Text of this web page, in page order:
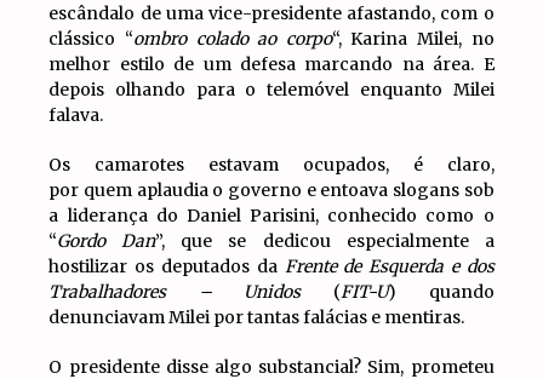
escândalo de uma vice-presidente afastando, com o
clássico “ombro colado ao corpo“, Karina Milei, no
melhor estilo de um defesa marcando na área. E
depois olhando para o telemóvel enquanto Milei
falava.
Os camarotes estavam ocupados, é claro,
por quem aplaudia o governo e entoava slogans sob
a liderança do Daniel Parisini, conhecido como o
“Gordo Dan”, que se dedicou especialmente a
hostilizar os deputados da Frente de Esquerda e dos
Trabalhadores – Unidos(FIT-U) quando
denunciavam Milei por tantas falácias e mentiras.
O presidente disse algo substancial? Sim, prometeu